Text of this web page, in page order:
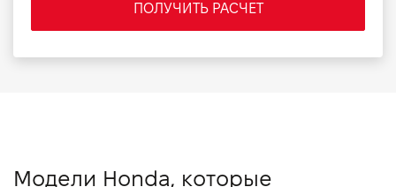
ПОЛУЧИТЬ РАСЧЕТ
Модели Honda, которые